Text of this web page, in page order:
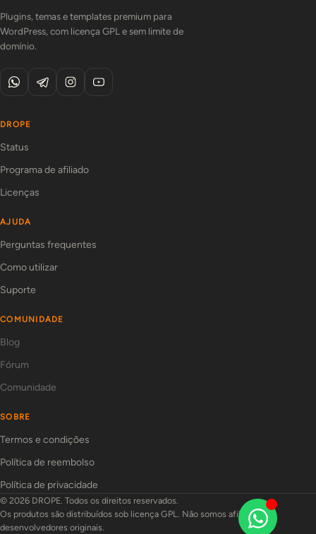
Plugins, temas e templates premium para
WordPress, com licença GPL e sem limite de
domínio.
DROPE
Status
Programa de afiliado
Licenças
AJUDA
Perguntas frequentes
Como utilizar
Suporte
COMUNIDADE
Blog
Fórum
Comunidade
SOBRE
Termos e condições
Política de reembolso
Política de privacidade
© 2026 DROPE. Todos os direitos reservados.
Os produtos são distribuídos sob licença GPL. Não somos afiliados aos
desenvolvedores originais.